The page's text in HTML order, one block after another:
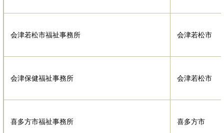
会津若松市福祉事務所 会津若松市
会津保健福祉事務所 会津若松市
喜多方市福祉事務所 喜多方市